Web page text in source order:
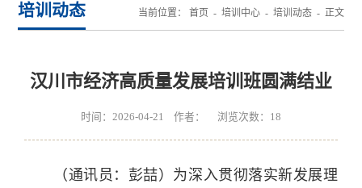
培训动态 当前位置： 首页 - 培训中心- 培训动态- 正文
汉川市经济高质量发展培训班圆满结业
时间：2026-04-21 作者： 浏览次数： 18
（通讯员：彭喆）为深入贯彻落实新发展理